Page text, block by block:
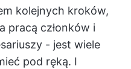
kolejnych kroków,
pracą członków i
- jest wiele
pod ręką. I